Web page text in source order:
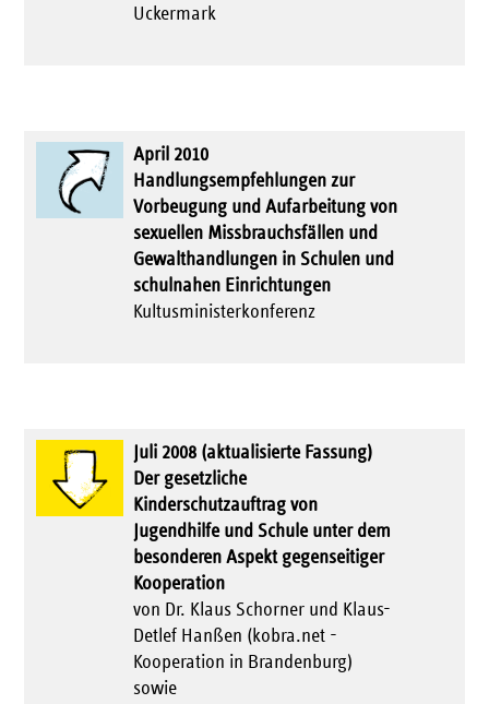
Uckermark
April 2010
Handlungsempfehlungen zur
Vorbeugung und Aufarbeitung von
sexuellen Missbrauchsfällen und
Gewalthandlungen in Schulen und
schulnahen Einrichtungen
Kultusministerkonferenz
Juli 2008 (aktualisierte Fassung)
Der gesetzliche
Kinderschutzauftrag von
Jugendhilfe und Schule unter dem
besonderen Aspekt gegenseitiger
Kooperation
von Dr. Klaus Schorner und Klaus-
Detlef Hanßen (kobra.net -
Kooperation in Brandenburg)
sowie